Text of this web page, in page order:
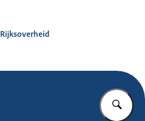
Rijksoverheid